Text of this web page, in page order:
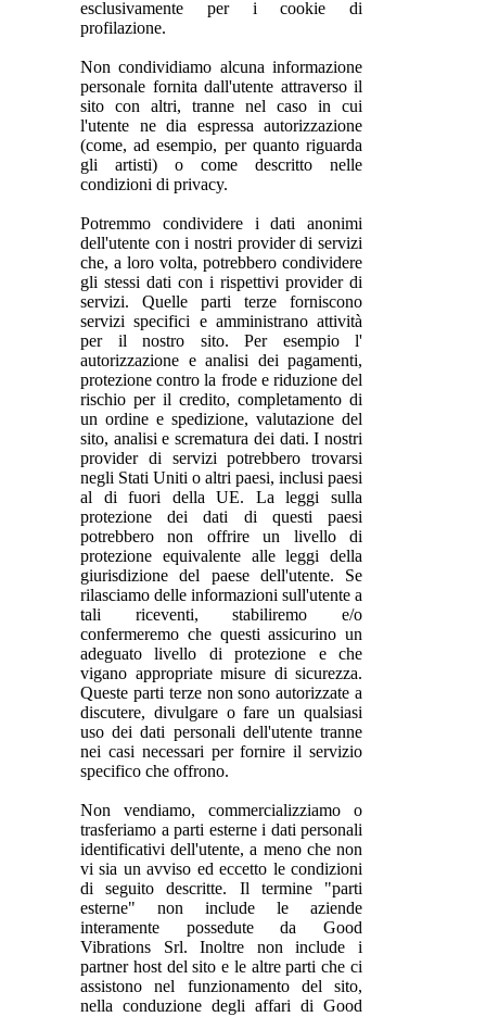
esclusivamente per i cookie di
profilazione.
Non condividiamo alcuna informazione
personale fornita dall'utente attraverso il
sito con altri, tranne nel caso in cui
l'utente ne dia espressa autorizzazione
(come, ad esempio, per quanto riguarda
gli artisti) o come descritto nelle
condizioni di privacy.
Potremmo condividere i dati anonimi
dell'utente con i nostri provider di servizi
che, a loro volta, potrebbero condividere
gli stessi dati con i rispettivi provider di
servizi. Quelle parti terze forniscono
servizi specifici e amministrano attività
per il nostro sito. Per esempio l'
autorizzazione e analisi dei pagamenti,
protezione contro la frode e riduzione del
rischio per il credito, completamento di
un ordine e spedizione, valutazione del
sito, analisi e scrematura dei dati. I nostri
provider di servizi potrebbero trovarsi
negli Stati Uniti o altri paesi, inclusi paesi
al di fuori della UE. La leggi sulla
protezione dei dati di questi paesi
potrebbero non offrire un livello di
protezione equivalente alle leggi della
giurisdizione del paese dell'utente. Se
rilasciamo delle informazioni sull'utente a
tali riceventi, stabiliremo e/o
confermeremo che questi assicurino un
adeguato livello di protezione e che
vigano appropriate misure di sicurezza.
Queste parti terze non sono autorizzate a
discutere, divulgare o fare un qualsiasi
uso dei dati personali dell'utente tranne
nei casi necessari per fornire il servizio
specifico che offrono.
Non vendiamo, commercializziamo o
trasferiamo a parti esterne i dati personali
identificativi dell'utente, a meno che non
vi sia un avviso ed eccetto le condizioni
di seguito descritte. Il termine "parti
esterne" non include le aziende
interamente possedute da Good
Vibrations Srl. Inoltre non include i
partner host del sito e le altre parti che ci
assistono nel funzionamento del sito,
nella conduzione degli affari di Good